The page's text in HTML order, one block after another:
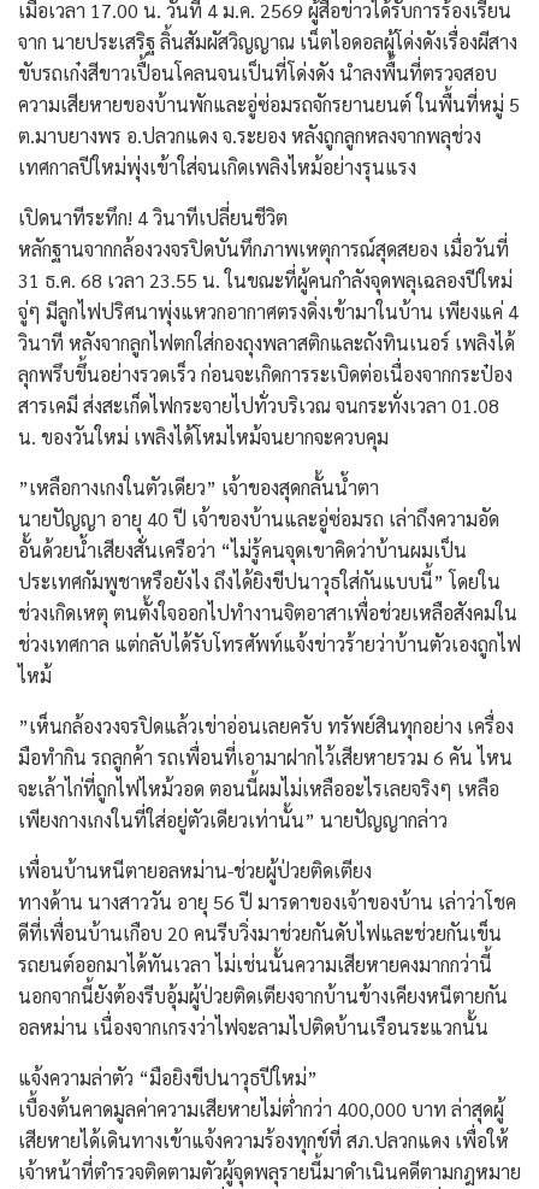
​เมื่อเวลา 17.00 น. วันที่ 4 ม.ค. 2569 ผู้สื่อข่าวได้รับการร้องเรียน
จาก นายประเสริฐ ลิ้นสัมผัสวิญญาณ เน็ตไอดอลผู้โด่งดังเรื่องผีสาง
ขับรถเก๋งสีขาวเปื้อนโคลนจนเป็นที่โด่งดัง นำลงพื้นที่ตรวจสอบ
ความเสียหายของบ้านพักและอู่ซ่อมรถจักรยานยนต์ ในพื้นที่หมู่ 5
ต.มาบยางพร อ.ปลวกแดง จ.ระยอง หลังถูกลูกหลงจากพลุช่วง
เทศกาลปีใหม่พุ่งเข้าใส่จนเกิดเพลิงไหม้อย่างรุนแรง
​เปิดนาทีระทึก! 4 วินาทีเปลี่ยนชีวิต
​หลักฐานจากกล้องวงจรปิดบันทึกภาพเหตุการณ์สุดสยอง เมื่อวันที่
31 ธ.ค. 68 เวลา 23.55 น. ในขณะที่ผู้คนกำลังจุดพลุเฉลองปีใหม่
จู่ๆ มีลูกไฟปริศนาพุ่งแหวกอากาศตรงดิ่งเข้ามาในบ้าน เพียงแค่ 4
วินาที หลังจากลูกไฟตกใส่กองถุงพลาสติกและถังทินเนอร์ เพลิงได้
ลุกพรึบขึ้นอย่างรวดเร็ว ก่อนจะเกิดการระเบิดต่อเนื่องจากกระป๋อง
สารเคมี ส่งสะเก็ดไฟกระจายไปทั่วบริเวณ จนกระทั่งเวลา 01.08
น. ของวันใหม่ เพลิงได้โหมไหม้จนยากจะควบคุม
​”เหลือกางเกงในตัวเดียว” เจ้าของสุดกลั้นน้ำตา
​นายปัญญา อายุ 40 ปี เจ้าของบ้านและอู่ซ่อมรถ เล่าถึงความอัด
อั้นด้วยน้ำเสียงสั่นเครือว่า “ไม่รู้คนจุดเขาคิดว่าบ้านผมเป็น
ประเทศกัมพูชาหรือยังไง ถึงได้ยิงขีปนาวุธใส่กันแบบนี้” โดยใน
ช่วงเกิดเหตุ ตนตั้งใจออกไปทำงานจิตอาสาเพื่อช่วยเหลือสังคมใน
ช่วงเทศกาล แต่กลับได้รับโทรศัพท์แจ้งข่าวร้ายว่าบ้านตัวเองถูกไฟ
ไหม้
​”เห็นกล้องวงจรปิดแล้วเข่าอ่อนเลยครับ ทรัพย์สินทุกอย่าง เครื่อง
มือทำกิน รถลูกค้า รถเพื่อนที่เอามาฝากไว้เสียหายรวม 6 คัน ไหน
จะเล้าไก่ที่ถูกไฟไหม้วอด ตอนนี้ผมไม่เหลืออะไรเลยจริงๆ เหลือ
เพียงกางเกงในที่ใส่อยู่ตัวเดียวเท่านั้น” นายปัญญากล่าว
​เพื่อนบ้านหนีตายอลหม่าน-ช่วยผู้ป่วยติดเตียง
​ทางด้าน นางสาววัน อายุ 56 ปี มารดาของเจ้าของบ้าน เล่าว่าโชค
ดีที่เพื่อนบ้านเกือบ 20 คนรีบวิ่งมาช่วยกันดับไฟและช่วยกันเข็น
รถยนต์ออกมาได้ทันเวลา ไม่เช่นนั้นความเสียหายคงมากกว่านี้
นอกจากนี้ยังต้องรีบอุ้มผู้ป่วยติดเตียงจากบ้านข้างเคียงหนีตายกัน
อลหม่าน เนื่องจากเกรงว่าไฟจะลามไปติดบ้านเรือนระแวกนั้น
​แจ้งความล่าตัว “มือยิงขีปนาวุธปีใหม่”
​เบื้องต้นคาดมูลค่าความเสียหายไม่ต่ำกว่า 400,000 บาท ล่าสุดผู้
เสียหายได้เดินทางเข้าแจ้งความร้องทุกข์ที่ สภ.ปลวกแดง เพื่อให้
เจ้าหน้าที่ตำรวจติดตามตัวผู้จุดพลุรายนี้มาดำเนินคดีตามกฎหมาย